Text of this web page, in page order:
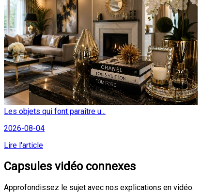
Les objets qui font paraître u...
2026-08-04
Lire l'article
Capsules vidéo connexes
Approfondissez le sujet avec nos explications en vidéo.